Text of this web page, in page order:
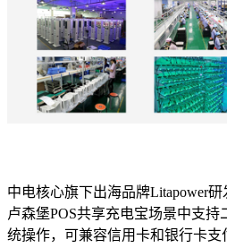
中电核心旗下出海品牌Litapower研
卢森堡POS共享充电宝场景中支持
统操作，可兼容信用卡和银行卡支